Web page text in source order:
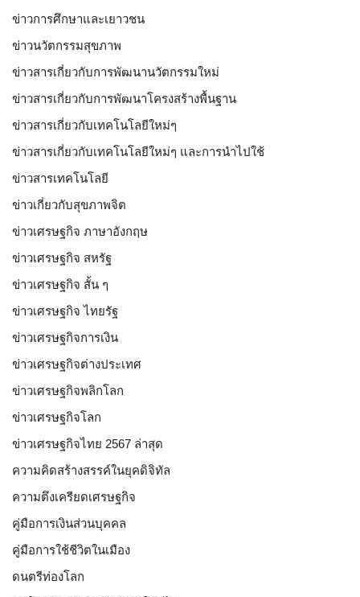
ข่าวการศึกษาและเยาวชน
ข่าวนวัตกรรมสุขภาพ
ข่าวสารเกี่ยวกับการพัฒนานวัตกรรมใหม่
ข่าวสารเกี่ยวกับการพัฒนาโครงสร้างพื้นฐาน
ข่าวสารเกี่ยวกับเทคโนโลยีใหม่ๆ
ข่าวสารเกี่ยวกับเทคโนโลยีใหม่ๆ และการนำไปใช้
ข่าวสารเทคโนโลยี
ข่าวเกี่ยวกับสุขภาพจิต
ข่าวเศรษฐกิจ ภาษาอังกฤษ
ข่าวเศรษฐกิจ สหรัฐ
ข่าวเศรษฐกิจ สั้น ๆ
ข่าวเศรษฐกิจ ไทยรัฐ
ข่าวเศรษฐกิจการเงิน
ข่าวเศรษฐกิจต่างประเทศ
ข่าวเศรษฐกิจพลิกโลก
ข่าวเศรษฐกิจโลก
ข่าวเศรษฐกิจไทย 2567 ล่าสุด
ความคิดสร้างสรรค์ในยุคดิจิทัล
ความตึงเครียดเศรษฐกิจ
คู่มือการเงินส่วนบุคคล
คู่มือการใช้ชีวิตในเมือง
ดนตรีท่องโลก